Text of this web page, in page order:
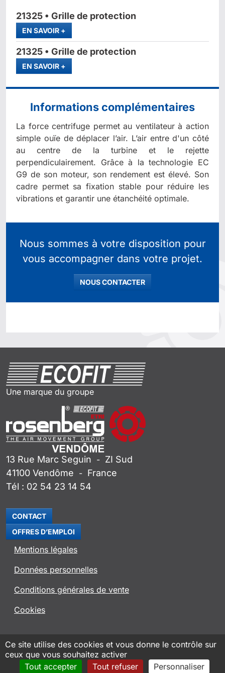
21325 • Grille de protection
EN SAVOIR PLUS
+
21325 • Grille de protection
EN SAVOIR PLUS
+
Informations complémentaires
La force centrifuge permet au ventilateur à action
simple ouïe de déplacer l’air. L’air entre d'un côté
au centre de la turbine et le rejette
perpendiculairement. Grâce à la technologie EC
G9 de son moteur, son rendement est élevé. Son
cadre permet sa fixation stable pour réduire les
vibrations et garantir une étanchéité optimale.
Nous sommes à votre disposition pour
vous accompagner dans votre projet.
NOUS CONTACTER
Une marque du groupe
13 Rue Marc Seguin - ZI Sud
41100 Vendôme - France
Tél : 02 54 23 14 54
CONTACT
OFFRES D’EMPLOI
Mentions légales
Données personnelles
Conditions générales de vente
Cookies
SITE ROSENBERG VENTILATOREN
APPLI ROVENT
Conception et hébergement AXN Informatique2026
Ce site utilise des cookies et vous donne le contrôle sur
ceux que vous souhaitez activer
Tout accepter
Tout refuser Personnaliser